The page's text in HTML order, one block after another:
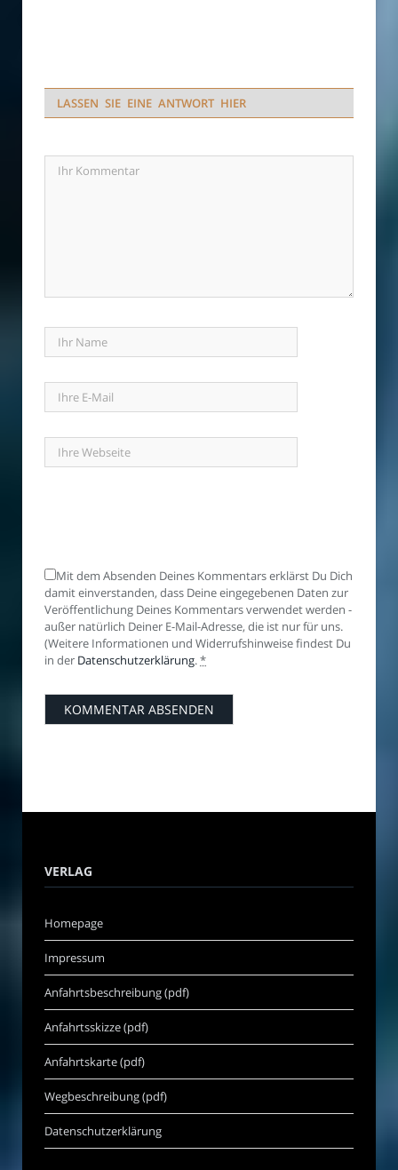
LASSEN SIE EINE ANTWORT HIER
Mit dem Absenden Deines Kommentars erklärst Du Dich
damit einverstanden, dass Deine eingegebenen Daten zur
Veröffentlichung Deines Kommentars verwendet werden -
außer natürlich Deiner E-Mail-Adresse, die ist nur für uns.
(Weitere Informationen und Widerrufshinweise findest Du
in der Datenschutzerklärung.*
VERLAG
Homepage
Impressum
Anfahrtsbeschreibung (pdf)
Anfahrtsskizze (pdf)
Anfahrtskarte (pdf)
Wegbeschreibung (pdf)
Datenschutzerklärung